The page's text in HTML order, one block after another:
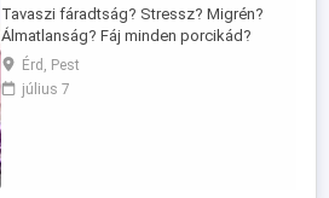
Tavaszi fáradtság? Stressz? Migrén?
Álmatlanság? Fáj minden porcikád?
Szeretnéd ezeket eltüntetni? Szeretnél
újra fitt, friss, energikus, kipihent lenni? A
masszázs egy az ősidők óta használt
Érd, Pest
július 7